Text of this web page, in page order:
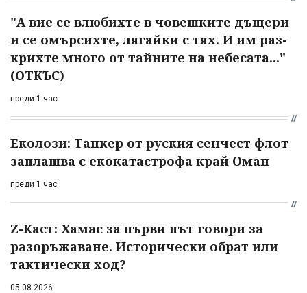
"А вие се влюбихте в чо­вешките дъщери
и се омърсихте, лягайки с тях. И им раз­
крихте много от тайните на небесата..."
(ОТКЪС)
преди 1 час
Еколози: Танкер от руския сенчест флот
заплашва с екокатастрофа край Оман
преди 1 час
Z-Каст: Хамас за първи път говори за
разоръжаване. Исторически обрат или
тактически ход?
05.08.2026